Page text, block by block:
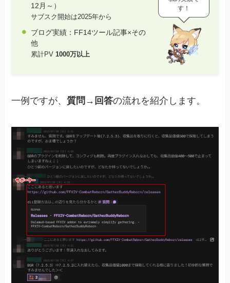
12月～）
サブスク開始は2025年から
ブログ実績：FF14ツール記事×その
他
累計PV 1000万以上
す！
一例ですが、質問→回答の流れを紹介します。